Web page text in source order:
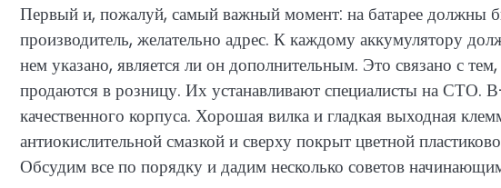
Первый и, пожалуй, самый важный момент: на батарее должны
производитель, желательно адрес. К каждому аккумулятору
нем указано, является ли он дополнительным. Это связано с
продаются в розницу. Их устанавливают специалисты на СТО.
качественного корпуса. Хорошая вилка и гладкая выходная
антиокислительной смазкой и сверху покрыт цветной
Обсудим все по порядку и дадим несколько советов